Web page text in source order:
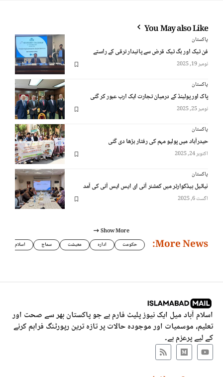
You May also Like
پاکستان
فن ٹیک اور بگ ٹیک قرض سے پائیدار ترقی کے راستے
نومبر 19, 2025
پاکستان
پاک اور پولینڈ کے درمیان تجارت ایک ارب عبور کر گئی
نومبر 25, 2025
پاکستان
حیدرآباد میں پولیو مہم کی رفتار بڑھا دی گئی
اکتوبر 24, 2025
پاکستان
نیاٹیل ہیڈکوارٹر میں کمشنر آئی ای ایس ایس آئی کی آمد
اگست 6, 2025
Show More
More News: حکومت ادارہ معیشت سماج اسلام
اسلام آباد میل ایک نیوز پلیٹ فارم ہے جو پاکستان بھر سے صحت اور
تعلیم، موسمیات اور موجودہ حالات پر تازہ ترین رپورٹنگ فراہم کرنے
کے لیے پرعزم ہے۔